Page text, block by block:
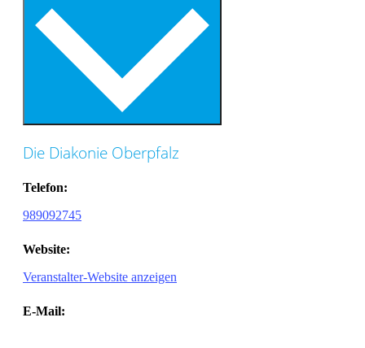
Die Diakonie Oberpfalz
Telefon:
989092745
Website:
Veranstalter-Website anzeigen
E-Mail: